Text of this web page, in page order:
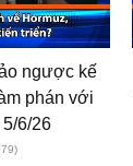
ngược kế
phán với
5/6/26